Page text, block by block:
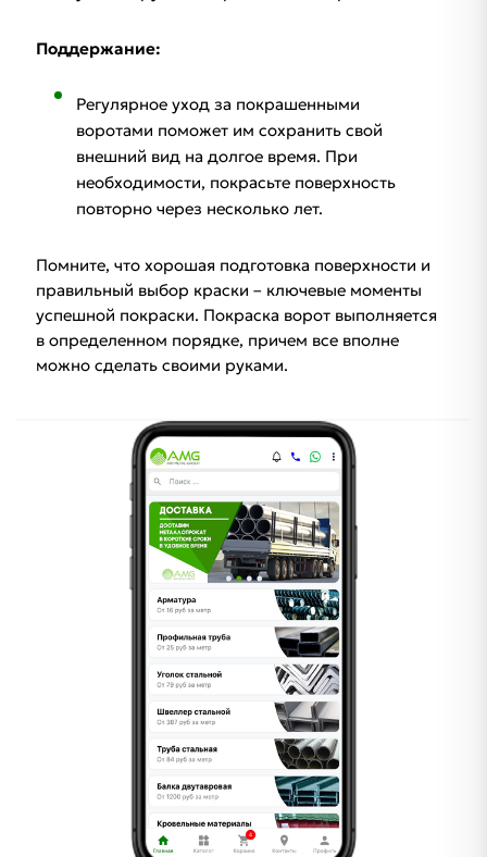
Поддержание:
Регулярное уход за покрашенными
воротами поможет им сохранить свой
внешний вид на долгое время. При
необходимости, покрасьте поверхность
повторно через несколько лет.
Помните, что хорошая подготовка поверхности и
правильный выбор краски – ключевые моменты
успешной покраски. Покраска ворот выполняется
в определенном порядке, причем все вполне
можно сделать своими руками.